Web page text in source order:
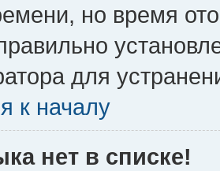
но время
для
к началу
нет в списке!